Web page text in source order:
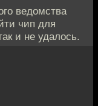
ведомства
чип для
и не удалось.